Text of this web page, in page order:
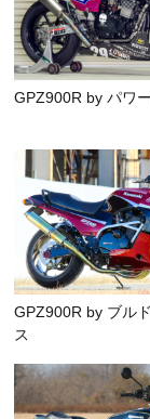
GPZ900R by パワ
GPZ900R by ブル
ス